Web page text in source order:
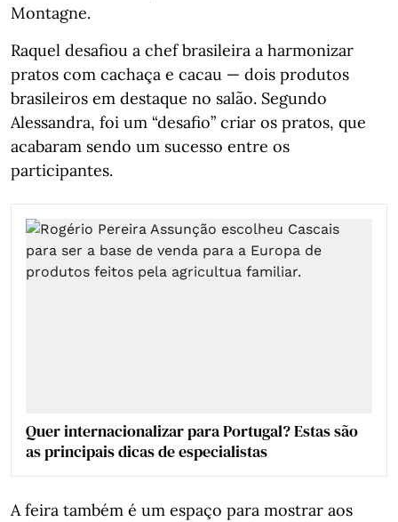
Montagne.
Raquel desafiou a chef brasileira a harmonizar
pratos com cachaça e cacau — dois produtos
brasileiros em destaque no salão. Segundo
Alessandra, foi um “desafio” criar os pratos, que
acabaram sendo um sucesso entre os
participantes.
Quer internacionalizar para Portugal? Estas são
as principais dicas de especialistas
A feira também é um espaço para mostrar aos